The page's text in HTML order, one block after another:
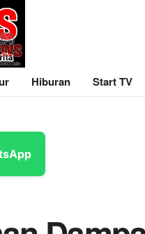
Hiburan Start TV